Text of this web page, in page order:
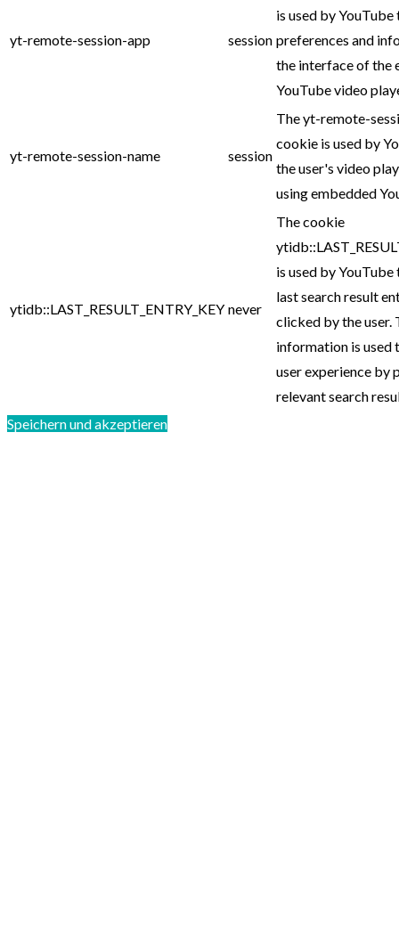
yt-remote-session-app session
is used by
preferences and
the interface of the
YouTube video
yt-remote-session-name session
The yt-remote-
cookie is used by
the user's video
using embedded
ytidb::LAST_RESULT_ENTRY_KEY never
The cookie
is used by
last search result
clicked by the user.
information is used
user experience by
relevant search
Speichern und akzeptieren